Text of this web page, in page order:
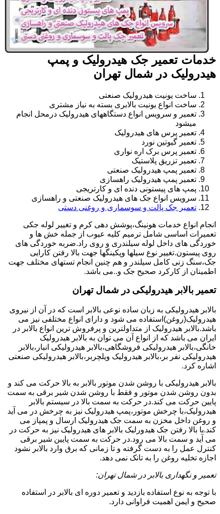
خدمات تعمیر جک هیدرولیک و پمپ
هیدرولیک در شمال تهران
ساخت یونیت هیدرولیک صنعتی
ساخت انواع یونیت بالابری بسته به نیاز مشتری
تعمیر و سرویس انواع دستگاههای هیدرولیک درمحل انجام
میشود
تعمیر پرس های هیدرولیک
تعمیر گیوتین نورد
تعمیر پرس برک اره نواری
تعمیر تزریق پلاستیک
تعمیر پمپ هیدرولیک صنعتی
تعمیر پمپ هیدرولیک راهسازی
پمپ های پیستونی دنده ای و کارتریجی
سرویس انواع جک های هیدرولیک صنعتی و راهسازی
تعمیر جک پالت و سوسماری و روغنی دستی
انجام انواع خدمات هونینگ،پوشش دهی کرم و تغییر لوله جکی
تعمیرات اساسی شامل ترمیم کلیه عیوب از جمله خش ها و
خوردگی های داخل لوله سیلندری و روی راد.ضربه خوردگی های
روی پیستون.تغییر نوع سیلها وپکینگها جهت بالا رفتن کارایی
جک،سنگ زنی کامل سیلندر و هم چنین انجام تستهای مختلف جهت
اطمینان از کارکرد صحیح جک و..می باشد.
تعمیر بالابر هیدرولیکی در شمال تهران
بالابر هیدرولیکی به زبان ساده نوعی بالابر است که در آن از نیروی
هیدرولیک(روغن)استفاده می شود و دارای انواع مختلفی نیز می
باشد.بالابر هیدرولیک از متداولترین و پرفروش ترین انواع بالابر در
ایران می باشد که از انواع آن می توان به بالابر هیدرولیک
خانگی،بالابر هیدرولیکی فروشگاهی،بالابر هیدرولیکی انبار،بالابر
هیدرولیکی نفر بر،بالابر هیدرولیک ویلچربر،بالابر هیدرولیکی صنعتی
اشاره کرد.
بالابر هیدرولیکی با روشن شدن موتور بالابر به بالا حرکت می کند و
بدون روشن شدن موتور و فقط با روشن شدن شیر برقی به سمت
پایین حرکت می کند.در حرکت به سمت بالا در سیستم بالابر
هیدرولیک،با چرخش موتور،پمپ هیدرولیک نیز به چرخش در می آید
و روغن داخل مخزن به سمت جک هیدرولیک ارسال و پمپاز می
کند.با بالا رفتن جک هیدورلیک بالابر های هیدرولیک نیز به حرکت در
می آید و سمت بالا می رود.در حرکت به سمت پایین شیر برقی
کنترل عمل را به دست گرفته و تا زمانی که برق وارد بالابر نشود
اجازه تخلیه روغن را به تانک نمی دهد.
تعمیر و نگهداری بالابر در شمال تهران:
با توجه به نوع استفاده بازدید و تعمیر دوره ای بالابر در استفاده
صحیح و ایمن اهمیت فراوانی دارد.